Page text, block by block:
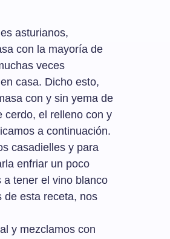
asturianos,
con la mayoría de
veces
casa. Dicho esto,
con y sin yema de
cerdo, el relleno con y
a continuación.
casadielles y para
enfriar un poco
a tener el vino blanco
de esta receta, nos
y mezclamos con